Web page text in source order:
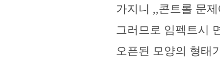
가지니 ,,콘트롤 문
그러므로 임펙트시
오픈된 모양의 형태